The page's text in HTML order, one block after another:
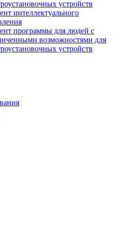
устройств
интеллектуального
программы для людей с
возможностями для
устройств